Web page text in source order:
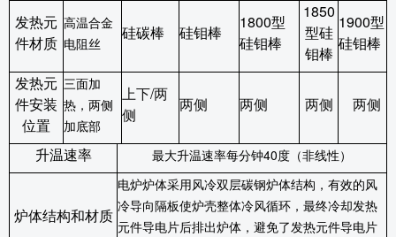
发热元
件材质
高温合金
电阻丝
硅碳棒 硅钼棒
1800型
硅钼棒
1850
型硅
钼棒
1900型
硅钼棒
发热元
件安装
位置
三面加
热，两侧
加底部
上下/两
侧
两侧 两侧 两侧 两侧
升温速率 最大升温速率每分钟40度（非线性）
炉体结构和材质
电炉炉体采用风冷双层碳钢炉体结构，有效的风
冷导向隔板使炉壳整体冷风循环，最终冷却发热
元件导电片后排出炉体，避免了发热元件导电片